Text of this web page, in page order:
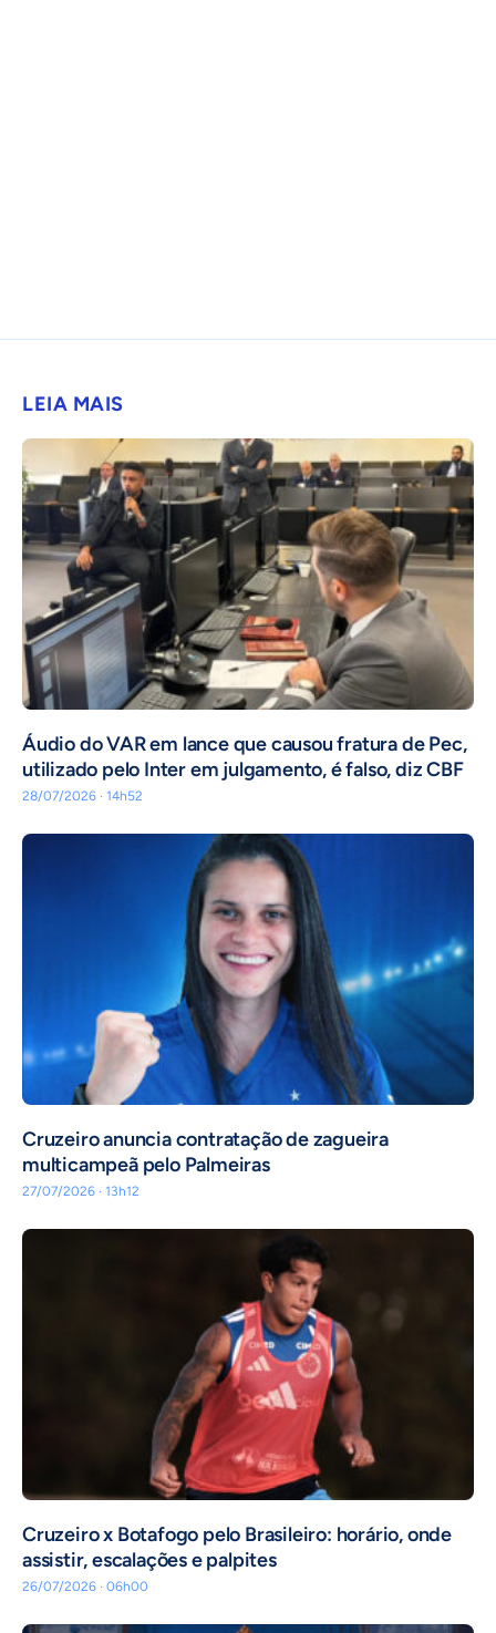
LEIA MAIS
Áudio do VAR em lance que causou fratura de Pec,
utilizado pelo Inter em julgamento, é falso, diz CBF
28/07/2026 · 14h52
Cruzeiro anuncia contratação de zagueira
multicampeã pelo Palmeiras
27/07/2026 · 13h12
Cruzeiro x Botafogo pelo Brasileiro: horário, onde
assistir, escalações e palpites
26/07/2026 · 06h00